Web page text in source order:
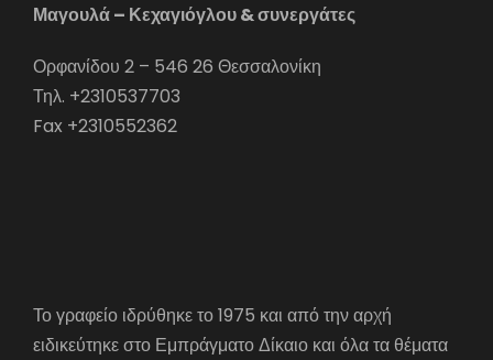
Μαγουλά – Κεχαγιόγλου & συνεργάτες
Ορφανίδου 2 – 546 26 Θεσσαλονίκη
Τηλ. +2310537703
Fax +2310552362
Το γραφείο ιδρύθηκε το 1975 και από την αρχή
ειδικεύτηκε στο Εμπράγματο Δίκαιο και όλα τα θέματα